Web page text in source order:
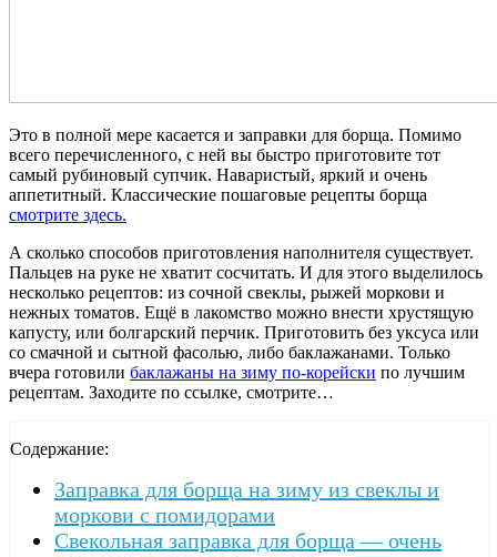
Это в полной мере касается и заправки для борща. Помимо
всего перечисленного, с ней вы быстро приготовите тот
самый рубиновый супчик. Наваристый, яркий и очень
аппетитный. Классические пошаговые рецепты борща
смотрите здесь.
А сколько способов приготовления наполнителя существует.
Пальцев на руке не хватит сосчитать. И для этого выделилось
несколько рецептов: из сочной свеклы, рыжей моркови и
нежных томатов. Ещё в лакомство можно внести хрустящую
капусту, или болгарский перчик. Приготовить без уксуса или
со смачной и сытной фасолью, либо баклажанами. Только
вчера готовили баклажаны на зиму по-корейски по лучшим
рецептам. Заходите по ссылке, смотрите…
Содержание:
Заправка для борща на зиму из свеклы и
моркови с помидорами
Свекольная заправка для борща — очень